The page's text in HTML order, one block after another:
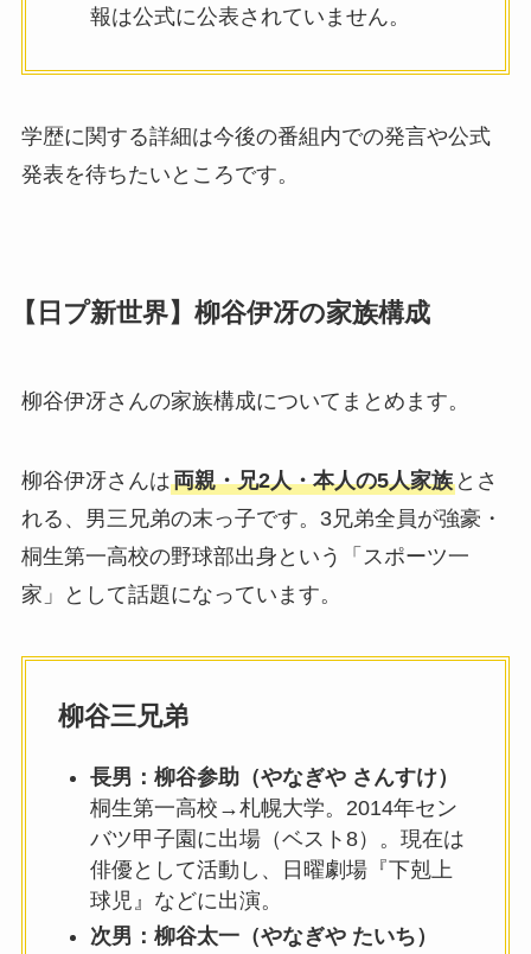
報は公式に公表されていません。
学歴に関する詳細は今後の番組内での発言や公式
発表を待ちたいところです。
【日プ新世界】柳谷伊冴の家族構成
柳谷伊冴さんの家族構成についてまとめます。
柳谷伊冴さんは両親・兄2人・本人の5人家族とさ
れる、男三兄弟の末っ子です。3兄弟全員が強豪・
桐生第一高校の野球部出身という「スポーツ一
家」として話題になっています。
柳谷三兄弟
長男：柳谷参助（やなぎや さんすけ）
桐生第一高校→札幌大学。2014年セン
バツ甲子園に出場（ベスト8）。現在は
俳優として活動し、日曜劇場『下剋上
球児』などに出演。
次男：柳谷太一（やなぎや たいち）